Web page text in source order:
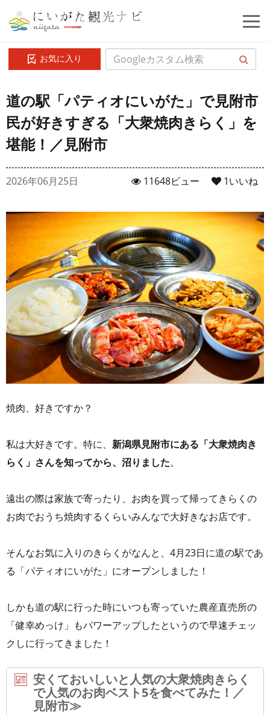
お気に入り
道の駅「パティオにいがた」で見附市
民が好きすぎる「大衆焼肉きらく」を
堪能！／見附市
2026年06月25日 1いいね
11648ビュー
焼肉、好きですか？
私は大好きです。特に、 新潟県見附市にある「大衆焼肉き
らく」さんを知ってから、沼りました。
遠出の際は家族で寄ったり、お肉を買って帰ってきらくの
お肉でおうち焼肉するくらいみんなで大好きなお店です。
そんなお気に入りのきらくがなんと、4月23日に道の駅であ
る「パティオにいがた」にオープンしました！
しかも道の駅に行った時にいつも寄っていた農産直売所の
「健幸めっけ」もパワーアップしたというので早速チェッ
クしに行ってきました！
安くておいしいと人気の大衆焼肉きらく
で人気のお肉ベスト5を食べてみた！／
見附市≫